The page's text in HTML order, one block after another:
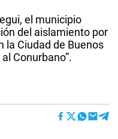
el municipio
del aislamiento por
la Ciudad de Buenos
Conurbano”.